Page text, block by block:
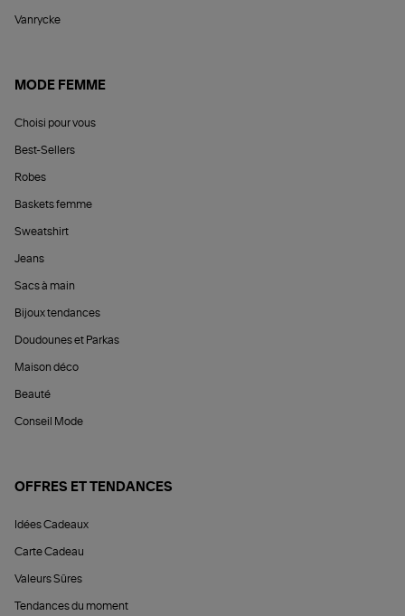
Vanrycke
MODE FEMME
Choisi pour vous
Best-Sellers
Robes
Baskets femme
Sweatshirt
Jeans
Sacs à main
Bijoux tendances
Doudounes et Parkas
Maison déco
Beauté
Conseil Mode
OFFRES ET TENDANCES
Idées Cadeaux
Carte Cadeau
Valeurs Sûres
Tendances du moment